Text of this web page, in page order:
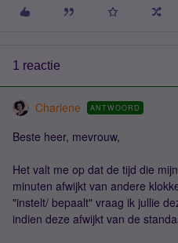
1 reactie
Charlene ANTWOORD
Beste heer, mevrouw,
Het valt me op dat de tijd die
minuten afwijkt van andere
"instelt/ bepaalt" vraag ik jullie
indien deze afwijkt van de